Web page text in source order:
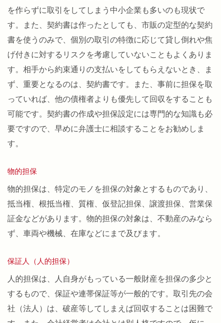
を作らずに取引をしてしまう中小企業も多いのも現状で
す。また、契約書は作ったとしても、市販の定型的な契約
書を使うのみで、個別の取引の特徴に応じて貸し倒れや焦
げ付きに対するリスクを考慮していないこともよくありま
す。相手から約束通りの支払いをしてもらえないとき、ま
ず、重要となるのは、契約書です。また、事前に担保を取
っていれば、他の債権者よりも優先して回収をすることも
可能です。契約書の作成や担保設定には専門的な知識も必
要ですので、早めに弁護士に相談することをお勧めしま
す。
物的担保
物的担保は、特定のモノを担保の対象とするものであり、
抵当権、根抵当権、質権、仮登記担保、譲渡担保、営業保
証金などがあります。物的担保の対象は、不動産のみなら
ず、車両や機械、在庫などにまで及びます。
保証人（人的担保）
人的担保は、人自身がもっている一般財産を担保の多少と
するもので、保証や連帯保証等が一般的です。取引先の会
社（法人）は、破産等してしまえば回収することは困難で